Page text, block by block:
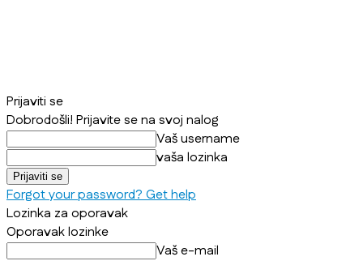
Prijaviti se
Dobrodošli! Prijavite se na svoj nalog
Vaš username
vaša lozinka
Forgot your password? Get help
Lozinka za oporavak
Oporavak lozinke
Vaš e-mail